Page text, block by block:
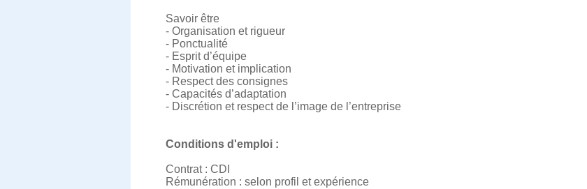
Savoir être
- Organisation et rigueur
- Ponctualité
- Esprit d’équipe
- Motivation et implication
- Respect des consignes
- Capacités d’adaptation
- Discrétion et respect de l’image de l’entreprise
Conditions d'emploi :
Contrat : CDI
Rémunération : selon profil et expérience